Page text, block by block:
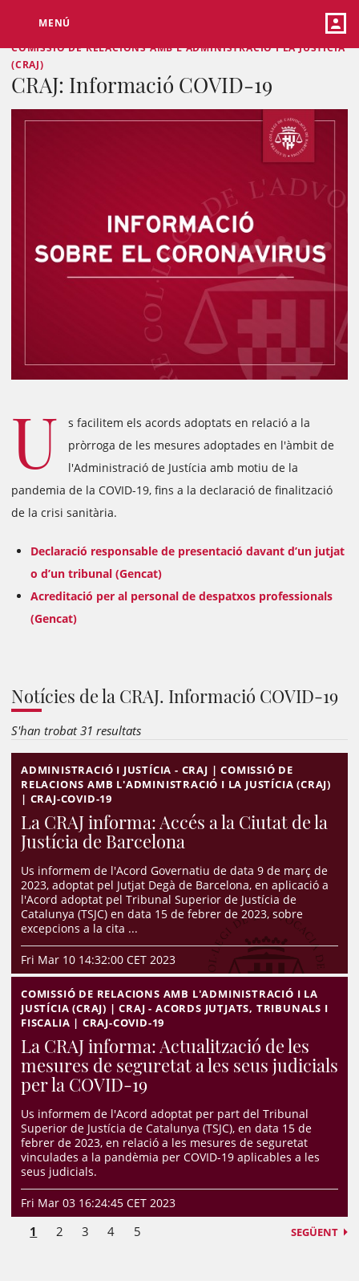
MENÚ
COMISSIÓ DE RELACIONS AMB L'ADMINISTRACIÓ I LA JUSTÍCIA
(CRAJ)
CRAJ: Informació COVID-19
U
s facilitem els acords adoptats en relació a la
pròrroga de les mesures adoptades en l'àmbit de
l'Administració de Justícia amb motiu de la
pandemia de la COVID-19, fins a la declaració de finalització
de la crisi sanitària.
Declaració responsable de presentació davant d’un jutjat
o d’un tribunal (Gencat)
Acreditació per al personal de despatxos professionals
(Gencat)
Notícies de la CRAJ. Informació COVID-19
S'han trobat 31 resultats
ADMINISTRACIÓ I JUSTÍCIA - CRAJ | COMISSIÓ DE
RELACIONS AMB L'ADMINISTRACIÓ I LA JUSTÍCIA (CRAJ)
| CRAJ-COVID-19
La CRAJ informa: Accés a la Ciutat de la
Justícia de Barcelona
Us informem de l'Acord Governatiu de data 9 de març de
2023, adoptat pel Jutjat Degà de Barcelona, en aplicació a
l'Acord adoptat pel Tribunal Superior de Justícia de
Catalunya (TSJC) en data 15 de febrer de 2023, sobre
excepcions a la cita ...
Fri Mar 10 14:32:00 CET 2023
COMISSIÓ DE RELACIONS AMB L'ADMINISTRACIÓ I LA
JUSTÍCIA (CRAJ) | CRAJ - ACORDS JUTJATS, TRIBUNALS I
FISCALIA | CRAJ-COVID-19
La CRAJ informa: Actualització de les
mesures de seguretat a les seus judicials
per la COVID-19
Us informem de l'Acord adoptat per part del Tribunal
Superior de Justícia de Catalunya (TSJC), en data 15 de
febrer de 2023, en relació a les mesures de seguretat
vinculades a la pandèmia per COVID-19 aplicables a les
seus judicials.
Fri Mar 03 16:24:45 CET 2023
1 2 3 4 5 SEGÜENT